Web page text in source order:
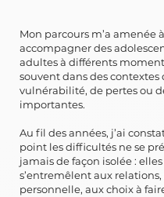
Mon parcours m’a amenée à
accompagner des
adultes à différents
souvent dans des contextes
vulnérabilité, de pertes ou
importantes.
Au fil des années, j’ai
point les difficultés ne se
jamais de façon isolée : elles
s’entremêlent aux relations,
personnelle, aux choix à